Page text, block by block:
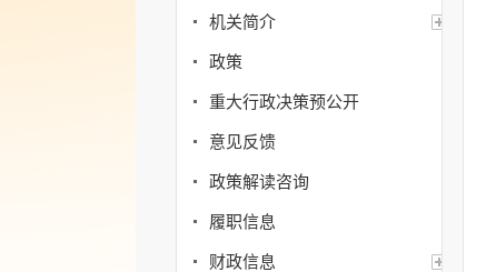
机关简介
政策
重大行政决策预公开
意见反馈
政策解读咨询
履职信息
财政信息